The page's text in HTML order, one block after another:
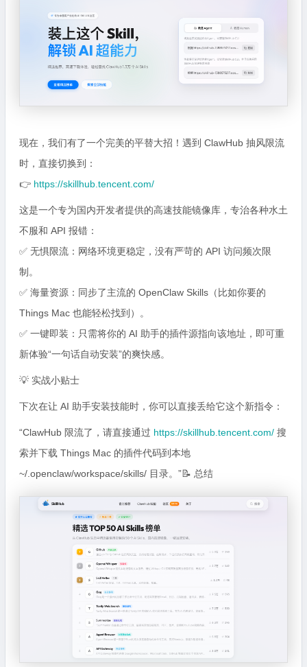
现在，我们有了一个完美的平替大招！遇到 ClawHub 抽风限流
时，直接切换到：
👉 https://skillhub.tencent.com/
这是一个专为国内开发者提供的高速技能镜像库，专治各种水土
不服和 API 报错：
✅ 无惧限流：网络环境更稳定，没有严苛的 API 访问频次限
制。
✅ 海量资源：同步了主流的 OpenClaw Skills（比如你要的
Things Mac 也能轻松找到）。
✅ 一键即装：只需将你的 AI 助手的插件源指向该地址，即可重
新体验“一句话自动安装”的爽快感。
💡 实战小贴士
下次在让 AI 助手安装技能时，你可以直接丢给它这个新指令：
“ClawHub 限流了，请直接通过 https://skillhub.tencent.com/ 搜
索并下载 Things Mac 的插件代码到本地
~/.openclaw/workspace/skills/ 目录。”📝 总结